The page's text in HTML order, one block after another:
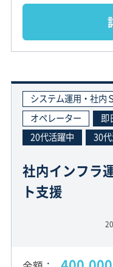
システム運用・社内
オペレーター
即
20代活躍中
30
社内インフラ
ト支援